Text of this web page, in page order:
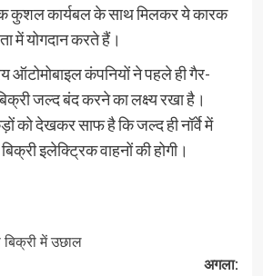
कुशल कार्यबल के साथ मिलकर ये कारक
में योगदान करते हैं।
ऑटोमोबाइल कंपनियों ने पहले ही गैर-
जल्द बंद करने का लक्ष्य रखा है।
को देखकर साफ है कि जल्द ही नॉर्वे में
इलेक्ट्रिक वाहनों की होगी।
बिक्री में उछाल
अगला: